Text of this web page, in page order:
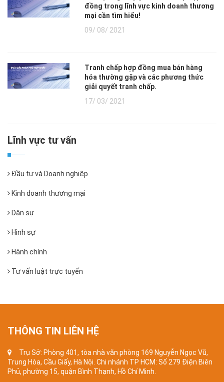
đồng trong lĩnh vực kinh doanh thương
mại cần tìm hiểu!
09/ 08/ 2021
Tranh chấp hợp đồng mua bán hàng
hóa thường gặp và các phương thức
giải quyết tranh chấp.
17/ 03/ 2021
Lĩnh vực tư vấn
Đầu tư và Doanh nghiệp
Kinh doanh thương mại
Dân sự
Hình sự
Hành chính
Tư vấn luật trực tuyến
THÔNG TIN LIÊN HỆ
Trụ Sở: Phòng 401, tòa nhà văn phòng 169 Nguyễn Ngọc Vũ,
Trung Hòa, Cầu Giấy, Hà Nội. Chi nhánh TP HCM: Số 279 Điện Biên
Phủ, phường 15, quận Bình Thạnh, Hồ Chí Minh.